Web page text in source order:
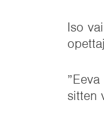
Iso
sitten